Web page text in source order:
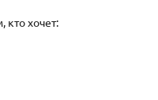
кто хочет: